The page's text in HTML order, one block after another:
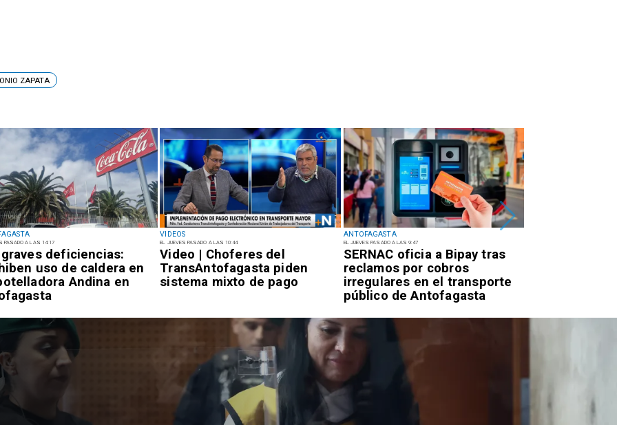
PASADO A LAS 14:17
deficiencias:
uso de caldera en
Andina en
VIDEOS
EL JUEVES PASADO A LAS 10:44
Video | Choferes del
TransAntofagasta piden
sistema mixto de pago
ANTOFAGASTA
EL JUEVES PASADO A LAS 9:47
SERNAC oficia a Bipay tras
reclamos por cobros
irregulares en el transporte
público de Antofagasta
ZAPATA